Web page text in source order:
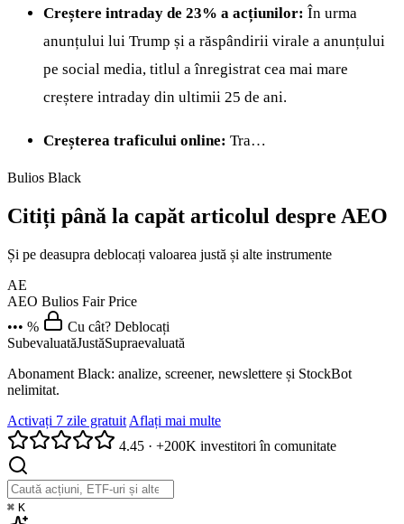
Creștere intraday de 23% a acțiunilor: În urma
anunțului lui Trump și a răspândirii virale a anunțului
pe social media, titlul a înregistrat cea mai mare
creștere intraday din ultimii 25 de ani.
Creșterea traficului online: Tra…
Bulios Black
Citiți până la capăt articolul despre AEO
Și pe deasupra deblocați valoarea justă și alte instrumente
AE
AEO Bulios Fair Price
••• %
Cu cât? Deblocați
SubevaluatăJustăSupraevaluată
Abonament Black: analize, screener, newslettere și StockBot
nelimitat.
Activați 7 zile gratuit Aflați mai multe
4.45 · +200K investitori în comunitate
⌘ K